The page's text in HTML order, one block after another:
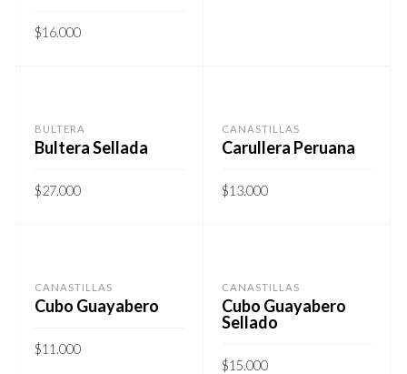
$16.000
BULTERA
Bultera Sellada
$27.000
CANASTILLAS
Carullera Peruana
$13.000
CANASTILLAS
Cubo Guayabero
$11.000
CANASTILLAS
Cubo Guayabero
Sellado
$15.000